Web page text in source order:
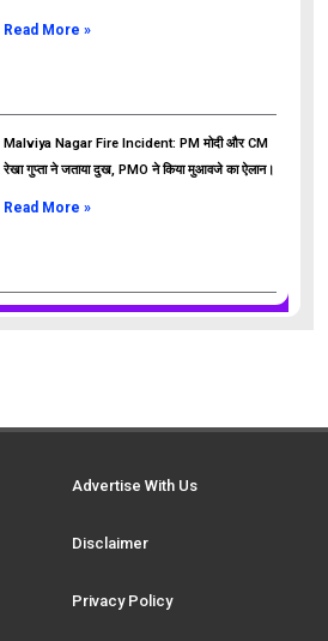
Read More »
Malviya Nagar Fire Incident: PM मोदी और CM
रेखा गुप्ता ने जताया दुख, PMO ने किया मुआवजे का ऐलान।
Read More »
Advertise With Us
Disclaimer
Privacy Policy